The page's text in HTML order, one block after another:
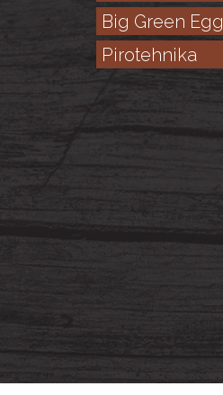
Big Green Egg
Pirotehnika